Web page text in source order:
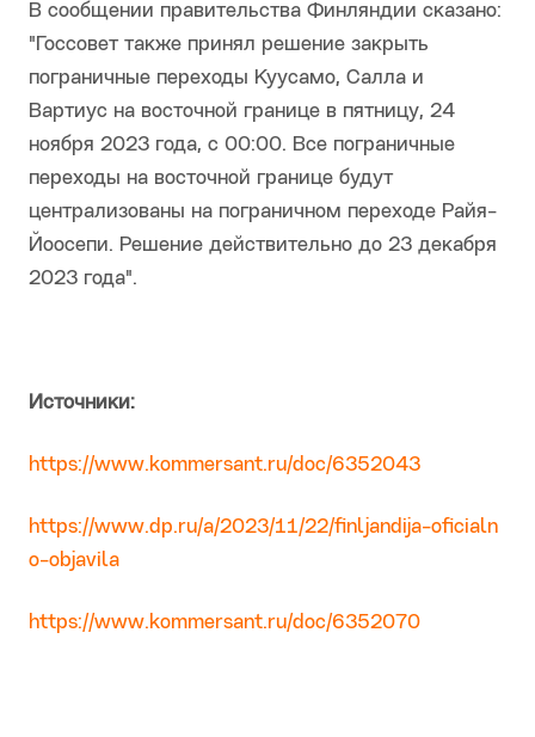
В сообщении правительства Финляндии сказано:
"Госсовет также принял решение закрыть
пограничные переходы Куусамо, Салла и
Вартиус на восточной границе в пятницу, 24
ноября 2023 года, с 00:00. Все пограничные
переходы на восточной границе будут
централизованы на пограничном переходе Райя-
Йоосепи. Решение действительно до 23 декабря
2023 года".
Источники:
https://www.kommersant.ru/doc/6352043
https://www.dp.ru/a/2023/11/22/finljandija-oficialn
o-objavila
https://www.kommersant.ru/doc/6352070